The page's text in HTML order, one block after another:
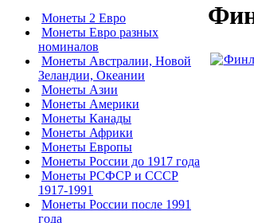
Монеты 2 Евро
Монеты Евро разных
номиналов
Монеты Австралии, Новой
Зеландии, Океании
Монеты Азии
Монеты Америки
Монеты Канады
Монеты Африки
Монеты Европы
Монеты России до 1917 года
Монеты РСФСР и СССР
1917-1991
Монеты России после 1991
года